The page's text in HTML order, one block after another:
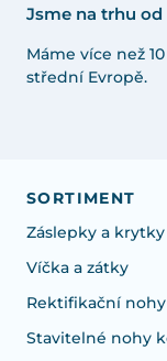
Jsme na trhu od
Máme více než
střední Evropě.
SORTIMENT
Záslepky a krytky
Víčka a zátky
Rektifikační
Stavitelné nohy